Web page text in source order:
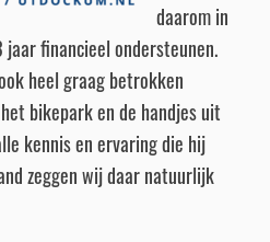
daarom in
financieel ondersteunen.
heel graag betrokken
bikepark en de handjes uit
kennis en ervaring die hij
zeggen wij daar natuurlijk